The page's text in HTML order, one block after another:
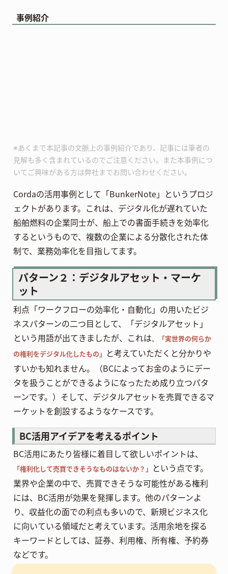
事例紹介
※あくまで本記事の文脈上の事例紹介であり、記事には筆者の
見解も多く含まれているのでご注意ください。また本事例につ
いてご興味がある方は弊社までお問い合わせください。
Cordaの活用事例として「BunkerNote」というプロジ
ェクトがあります。これは、デジタル化が遅れていた
船舶燃料の企業同士が、船上での書面手続きを効率化
するというもので、複数の企業による分散化された体
制で、業務効率化を目指してます。
パターン２：デジタルアセット・マーケ
ット
利点「ワークフローの効率化・自動化」の用いたビジ
ネスパターンの二つ目として、「デジタルアセット」
という用語が出てきましたが、これは、「実世界の何らか
の権利をデジタル化したもの」 と考えていただくと分かりや
すいかも知れません。（BCによってお金のようにデー
タを扱うことができるようになったため成り立つパタ
ーンです。）そして、デジタルアセットを売買できるマ
ーケットを創設するようなケースです。
BC活用アイデアを考えるポイント
BC活用にあたり皆様に着目して欲しいポイントは、
「権利化して売買できそうなものはないか？」 という点です。
業界や企業の中で、売買できそうな可能性がある権利
には、BC活用が効果を発揮します。他のパターンよ
り、収益化の面での利点も多いので、新規ビジネス化
に向いている領域だと考えています。活用余地を探る
キーワードとしては、証券、利用権、所有権、予約券
などです。